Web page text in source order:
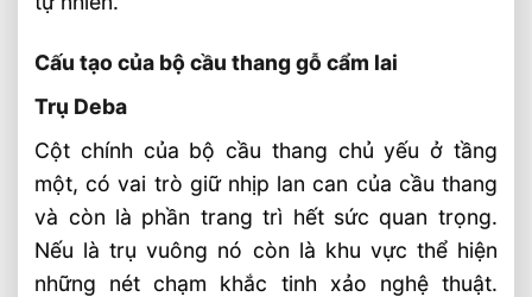
Cấu tạo của bộ cầu thang gỗ cẩm lai
Trụ Deba
Cột chính của bộ cầu thang chủ yếu ở tầng
một, có vai trò giữ nhịp lan can của cầu thang
và còn là phần trang trì hết sức quan trọng.
Nếu là trụ vuông nó còn là khu vực thể hiện
những nét chạm khắc tinh xảo nghệ thuật.